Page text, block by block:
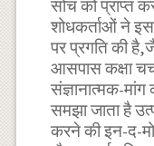
सोच को प्राप्त
शोधकर्ताओं ने
पर प्रगति की
आसपास कक्षा
संज्ञानात्मक-
समझा जाता है
करने की इन-द-